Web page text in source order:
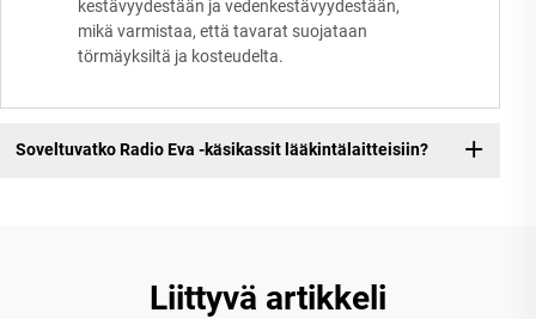
kestävyydestään ja vedenkestävyydestään,
mikä varmistaa, että tavarat suojataan
törmäyksiltä ja kosteudelta.
Soveltuvatko Radio Eva -käsikassit lääkintälaitteisiin?
Liittyvä artikkeli